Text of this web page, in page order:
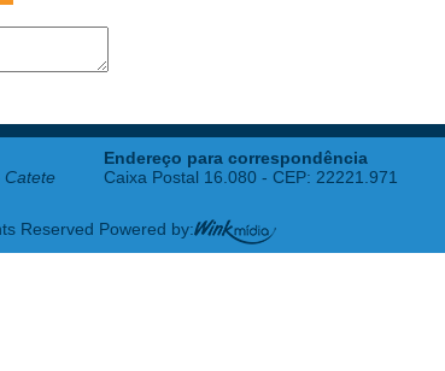
Catete
Endereço para correspondência
Caixa Postal 16.080 - CEP: 22221.971
Reserved Powered by: